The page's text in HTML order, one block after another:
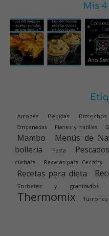
Mis
Arroces Bebidas Bizcochos
Empanadas Flanes y natillas
Mambo Menús de
bolleria
Pasta Pescados
cuchara
Recetas para Cecofry
Recetas para dieta
Sorbetes y granizados
Thermomix Turrones